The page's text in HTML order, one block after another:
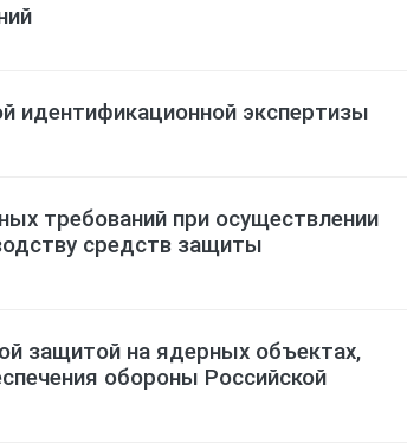
идентификационной экспертизы
требований при осуществлении
средств защиты
защитой на ядерных объектах,
обороны Российской